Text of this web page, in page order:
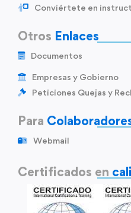
Conviértete en
Otros Enlaces
Documentos
Empresas y Gobierno
Peticiones Quejas y
Para
Webmail
Certificados en